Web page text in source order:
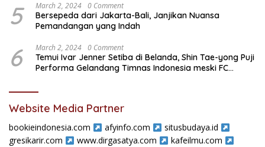
5 March 2, 2024 0 Comment
Bersepeda dari Jakarta-Bali, Janjikan Nuansa
Pemandangan yang Indah
6 March 2, 2024 0 Comment
Temui Ivar Jenner Setiba di Belanda, Shin Tae-yong Puji
Performa Gelandang Timnas Indonesia meski FC
Website Media Partner
bookieindonesia.com afyinfo.com
situsbudaya.id
gresikarir.com
www.dirgasatya.com
kafeilmu.com